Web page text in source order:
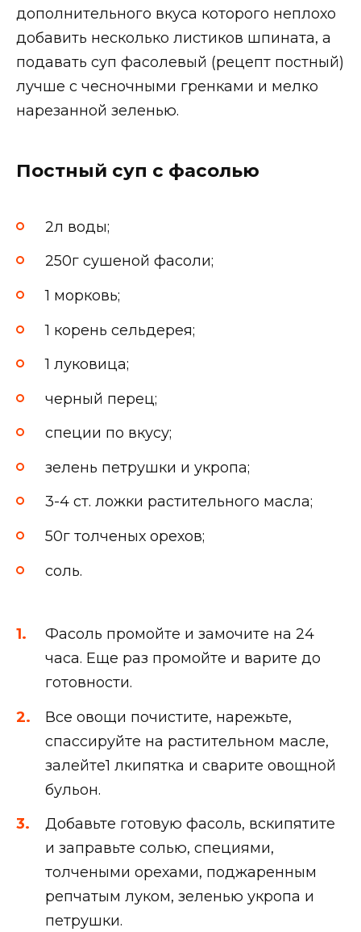
дополнительного вкуса которого неплохо
добавить несколько листиков шпината, а
подавать суп фасолевый (рецепт постный)
лучше с чесночными гренками и мелко
нарезанной зеленью.
Постный суп с фасолью
2л воды;
250г сушеной фасоли;
1 морковь;
1 корень сельдерея;
1 луковица;
черный перец;
специи по вкусу;
зелень петрушки и укропа;
3-4 ст. ложки растительного масла;
50г толченых орехов;
соль.
Фасоль промойте и замочите на 24
часа. Еще раз промойте и варите до
готовности.
Все овощи почистите, нарежьте,
спассируйте на растительном масле,
залейте1 лкипятка и сварите овощной
бульон.
Добавьте готовую фасоль, вскипятите
и заправьте солью, специями,
толчеными орехами, поджаренным
репчатым луком, зеленью укропа и
петрушки.